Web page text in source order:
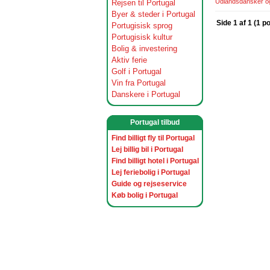
Rejsen til Portugal
Byer & steder i Portugal
Portugisisk sprog
Portugisisk kultur
Bolig & investering
Aktiv ferie
Golf i Portugal
Vin fra Portugal
Danskere i Portugal
Portugal tilbud
Find billigt fly til Portugal
Lej billig bil i Portugal
Find billigt hotel i Portugal
Lej feriebolig i Portugal
Guide og rejseservice
Køb bolig i Portugal
Side 1 af 1 (1